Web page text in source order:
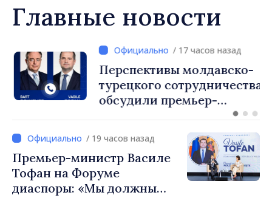
Главные новости
/ 17 часов назад
Перспективы молдавско-
турецкого сотрудничества
обсудили премьер-
посол Турции Уйгар
Мустафа Сертел/ 19 часов назад
Премьер-министр Василе
Тофан на Форуме
диаспоры: «Мы должны